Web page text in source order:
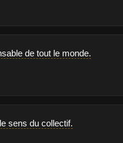
de tout le monde.
sens du collectif.